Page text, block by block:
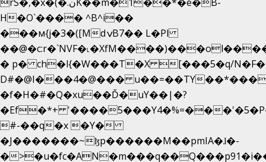
H�O`���� ^B^i��
���м{j�3�([MdݍB7�� L�Pl
� p� ch�l{�W���T�X [���5�q/N�F�
D#�@I���4�@��� u��=��TY
�f�H�#�Q�xu��Ď�uY��|�?
�Ef�*+ '����5���Y4�%=��
#-��q�x �Y�
�J�������~ɮp������M��pmIA�ɺ�-
�